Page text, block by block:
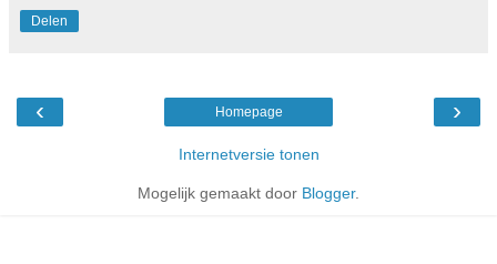
Delen
‹ ›
Homepage
Internetversie tonen
Mogelijk gemaakt door Blogger.